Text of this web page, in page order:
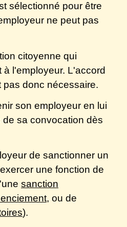
sélectionné pour être
ne peut pas
citoyenne qui
l'employeur. L'accord
donc nécessaire.
son employeur en lui
sa convocation dès
de sanctionner un
une fonction de
sanction
, ou de
).